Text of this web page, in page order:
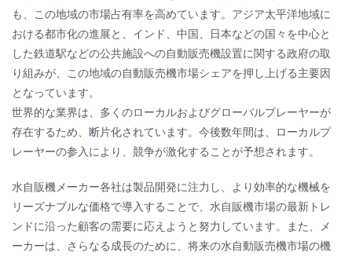
も、この地域の市場占有率を高めています。アジア太平洋地域に
おける都市化の進展と、インド、中国、日本などの国々を中心と
した鉄道駅などの公共施設への自動販売機設置に関する政府の取
り組みが、この地域の自動販売機市場シェアを押し上げる主要因
となっています。
世界的な業界は、多くのローカルおよびグローバルプレーヤーが
存在するため、断片化されています。今後数年間は、ローカルプ
レーヤーの参入により、競争が激化することが予想されます。
水自販機メーカー各社は製品開発に注力し、より効率的な機械を
リーズナブルな価格で導入することで、水自販機市場の最新トレ
ンドに沿った顧客の需要に応えようと努力しています。また、メ
ーカーは、さらなる成長のために、将来の水自動販売機市場の機